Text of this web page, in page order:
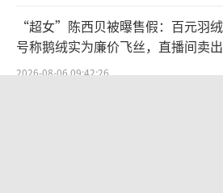
酒，“江小白的白酒当然是
之后，东方甄选官方微
的道歉信，并向江小白致歉
“超女”陈西贝被曝售假：百元羽
号称鹅绒实为廉价飞丝，直播间卖
百万元
2026-08-06 09:42:26